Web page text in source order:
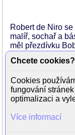
Robert de Niro
malíř, sochař a
měl přezdívku
Žije v New Yorku
1976 si vzal
syna Raphaela a
Diahne se po
Smith má po
Juliana, nikdy
se v roce 1997),
dvanáct let
Chcete cookies?
Cookies
fungování
optimalizaci a
Více informací